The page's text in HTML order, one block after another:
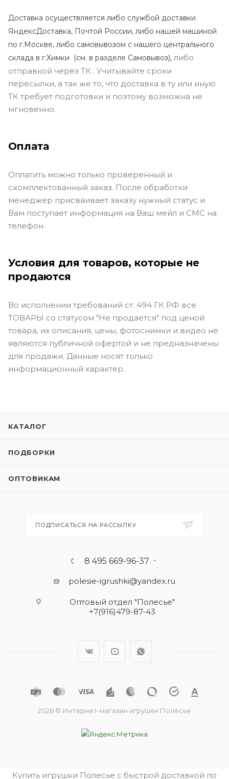
Доставка осуществляется либо службой доставки
ЯндексДоставка, Почтой России, либо нашей машиной
по г.Москве, либо самовывозом с нашего центрального
склада в г.Химки (см. в разделе Самовывоз), либо
отправкой через ТК . Учитывайте сроки
пересылки, а так же то, что доставка в ту или иную
ТК требует подготовки и поэтому возможна не
мгновенно.
Оплата
Оплатить можно только проверенный и
скомплектованный заказ. После обработки
менеджер присваивает заказу нужный статус и
Вам поступает информация на Ваш мейл и СМС на
телефон.
Условия для товаров, которые не
продаются
Во исполнении требований ст. 494 ГК РФ все
ТОВАРЫ со статусом "Не продается" под ценой
товара, их описания, цены, фотоснимки и видео не
являются публичной офертой и не предназначены
для продажи. Данные носят только
информационный характер.
КАТАЛОГ
ПОДБОРКИ
ОПТОВИКАМ
ПОДПИСАТЬСЯ НА РАССЫЛКУ
8 495 669-96-37
polesie-igrushki@yandex.ru
Оптовый отдел "Полесье"
+7(916)479-87-43
2026 © Интернет-магазин игрушек Полесье
Купить игрушки Полесье с быстрой доставкой по